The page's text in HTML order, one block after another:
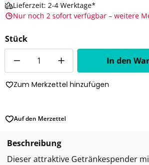
Lieferzeit: 2-4 Werktage*
Nur noch 2 sofort verfügbar – weitere
Stück
In den
Zum Merkzettel hinzufügen
Auf den Merzettel
Beschreibung
Dieser attraktive Getränkespender